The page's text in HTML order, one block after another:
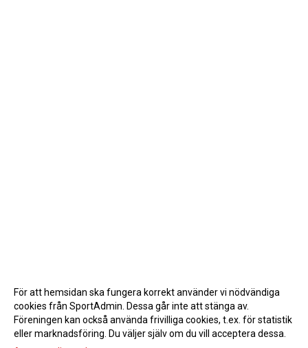
För att hemsidan ska fungera korrekt använder vi nödvändiga
cookies från SportAdmin. Dessa går inte att stänga av.
Föreningen kan också använda frivilliga cookies, t.ex. för statistik
eller marknadsföring. Du väljer själv om du vill acceptera dessa.